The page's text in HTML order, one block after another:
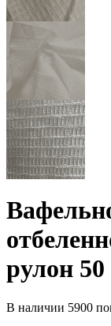
рулон
В наличии 5900